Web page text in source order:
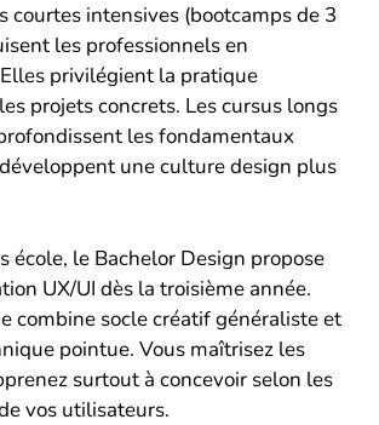
courtes intensives (bootcamps de 3
les professionnels en
privilégient la pratique
projets concrets. Les cursus longs
les fondamentaux
une culture design plus
école, le Bachelor Design propose
UX/UI dès la troisième année.
combine socle créatif généraliste et
pointue. Vous maîtrisez les
surtout à concevoir selon les
vos utilisateurs.